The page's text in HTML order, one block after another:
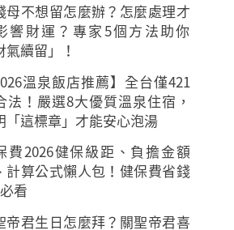
母不想留怎麼辦？怎麼處理才
響財運？專家5個方法助你
氣續留」！
溫泉飯店推薦】全台僅421
法！嚴選8大優質溫泉住宿，
「這標章」才能安心泡湯
費2026健保級距、負擔金額
計算公式懶人包！健保費省錢
看
帝君生日怎麼拜？關聖帝君喜